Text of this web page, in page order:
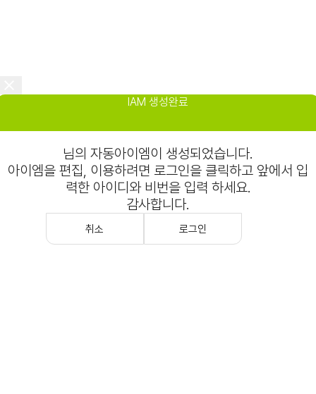
IAM 생성완료
님의 자동아이엠이 생성되었습니다.
아이엠을 편집, 이용하려면 로그인을 클릭하고 앞에서 입
력한 아이디와 비번을 입력 하세요.
감사합니다.
취소 로그인